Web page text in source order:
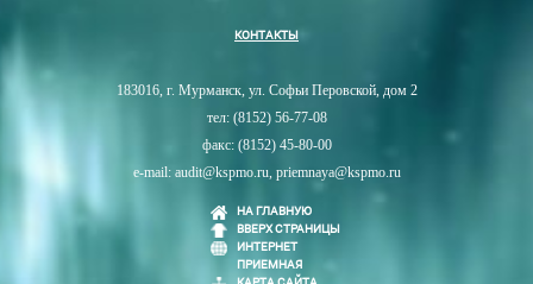
КОНТАКТЫ
183016, г. Мурманск, ул. Софьи Перовской, дом 2
тел: (8152) 56-77-08
факс: (8152) 45-80-00
e-mail: audit@kspmo.ru, priemnaya@kspmo.ru
НА ГЛАВНУЮ
ВВЕРХ СТРАНИЦЫ
ИНТЕРНЕТ
ПРИЕМНАЯ